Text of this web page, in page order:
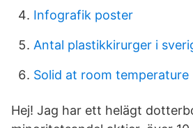
Infografik poster
Antal plastikkirurger i
Solid at room temperature
Hej! Jag har ett helägt